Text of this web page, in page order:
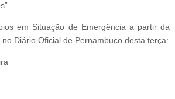
em Situação de Emergência a partir da
Diário Oficial de Pernambuco desta terça: